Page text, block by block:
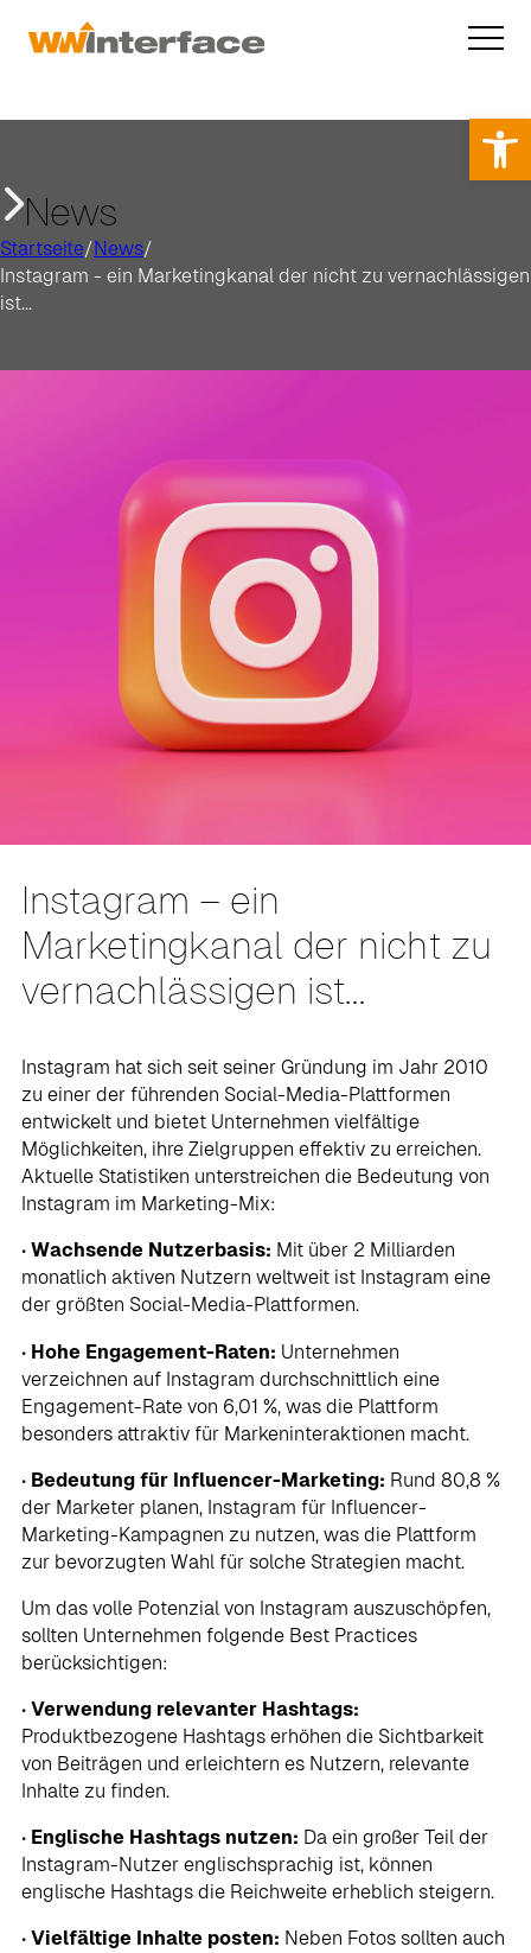
News
Startseite/News/
Instagram - ein Marketingkanal der nicht zu vernachlässigen
ist...
Instagram – ein
Marketingkanal der nicht zu
vernachlässigen ist…
Instagram hat sich seit seiner Gründung im Jahr 2010
zu einer der führenden Social-Media-Plattformen
entwickelt und bietet Unternehmen vielfältige
Möglichkeiten, ihre Zielgruppen effektiv zu erreichen.
Aktuelle Statistiken unterstreichen die Bedeutung von
Instagram im Marketing-Mix:
•Wachsende Nutzerbasis: Mit über 2 Milliarden
monatlich aktiven Nutzern weltweit ist Instagram eine
der größten Social-Media-Plattformen.
• Hohe Engagement-Raten: Unternehmen
verzeichnen auf Instagram durchschnittlich eine
Engagement-Rate von 6,01 %, was die Plattform
besonders attraktiv für Markeninteraktionen macht.
• Bedeutung für Influencer-Marketing: Rund 80,8 %
der Marketer planen, Instagram für Influencer-
Marketing-Kampagnen zu nutzen, was die Plattform
zur bevorzugten Wahl für solche Strategien macht.
Um das volle Potenzial von Instagram auszuschöpfen,
sollten Unternehmen folgende Best Practices
berücksichtigen:
•Verwendung relevanter Hashtags:
Produktbezogene Hashtags erhöhen die Sichtbarkeit
von Beiträgen und erleichtern es Nutzern, relevante
Inhalte zu finden.
• Englische Hashtags nutzen: Da ein großer Teil der
Instagram-Nutzer englischsprachig ist, können
englische Hashtags die Reichweite erheblich steigern.
•Vielfältige Inhalte posten: Neben Fotos sollten auch